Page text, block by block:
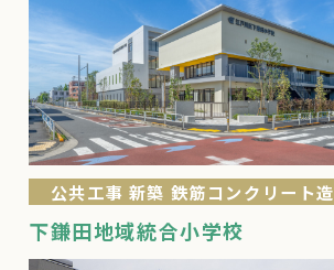
公共工事 新築 鉄筋コンクリート造
下鎌田地域統合小学校